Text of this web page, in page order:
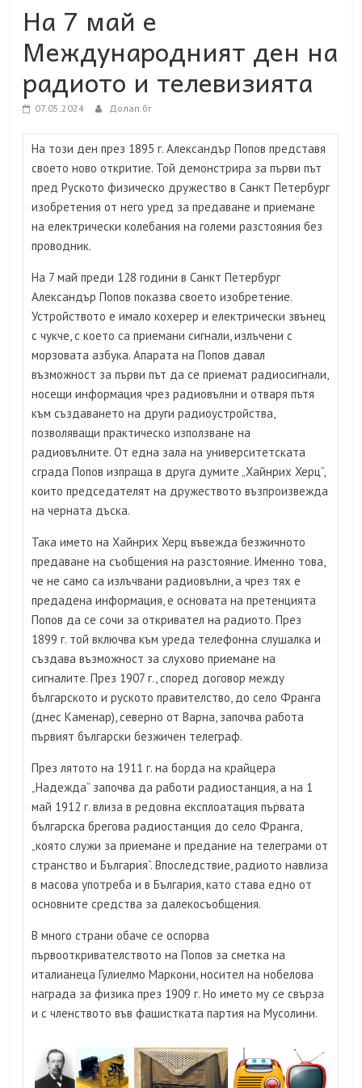
На 7 май е
Международният ден на
радиото и телевизията
07.05.2024 Долап.бг
На този ден през 1895 г. Александър Попов представя
своето ново откритие. Той демонстрира за първи път
пред Руското физическо дружество в Санкт Петербург
изобретения от него уред за предаване и приемане
на електрически колебания на големи разстояния без
проводник.
На 7 май преди 128 години в Санкт Петербург
Александър Попов показва своето изобретение.
Устройството е имало кохерер и електрически звънец
с чукче, с което са приемани сигнали, излъчени с
морзовата азбука. Апарата на Попов давал
възможност за първи път да се приемат радиосигнали,
носещи информация чрез радиовълни и отваря пътя
към създаването на други радиоустройства,
позволяващи практическо използване на
радиовълните. От една зала на университетската
сграда Попов изпраща в друга думите „Хайнрих Херц“,
които председателят на дружеството възпроизвежда
на черната дъска.
Така името на Хайнрих Херц въвежда безжичното
предаване на съобщения на разстояние. Именно това,
че не само са излъчвани радиовълни, а чрез тях е
предадена информация, е основата на претенцията
Попов да се сочи за откривател на радиото. През
1899 г. той включва към уреда телефонна слушалка и
създава възможност за слухово приемане на
сигналите. През 1907 г., според договор между
българското и руското правителство, до село Франга
(днес Каменар), северно от Варна, започва работа
първият български безжичен телеграф.
През лятото на 1911 г. на борда на крайцера
„Надежда“ започва да работи радиостанция, а на 1
май 1912 г. влиза в редовна експлоатация първата
българска брегова радиостанция до село Франга,
„която служи за приемане и предание на телеграми от
странство и България“. Впоследствие, радиото навлиза
в масова употреба и в България, като става едно от
основните средства за далекосъобщения.
В много страни обаче се оспорва
първооткривателството на Попов за сметка на
италианеца Гулиелмо Маркони, носител на нобелова
награда за физика през 1909 г. Но името му се свърза
и с членството във фашистката партия на Мусолини.